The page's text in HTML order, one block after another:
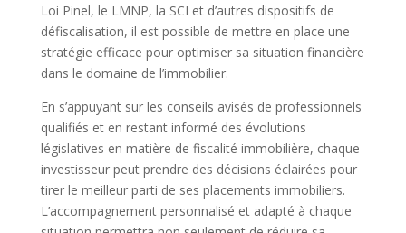
Loi Pinel, le LMNP, la SCI et d’autres dispositifs de
défiscalisation, il est possible de mettre en place une
stratégie efficace pour optimiser sa situation financière
dans le domaine de l’immobilier.
En s’appuyant sur les conseils avisés de professionnels
qualifiés et en restant informé des évolutions
législatives en matière de fiscalité immobilière, chaque
investisseur peut prendre des décisions éclairées pour
tirer le meilleur parti de ses placements immobiliers.
L’accompagnement personnalisé et adapté à chaque